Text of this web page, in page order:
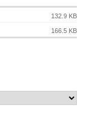
132.9 KB
166.5 KB